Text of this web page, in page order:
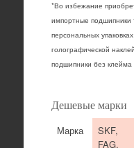
*Во избежание
импортные подшипники
персональных
голографической
подшипники без клейма
Дешевые марки
Марка
SKF,
FAG,